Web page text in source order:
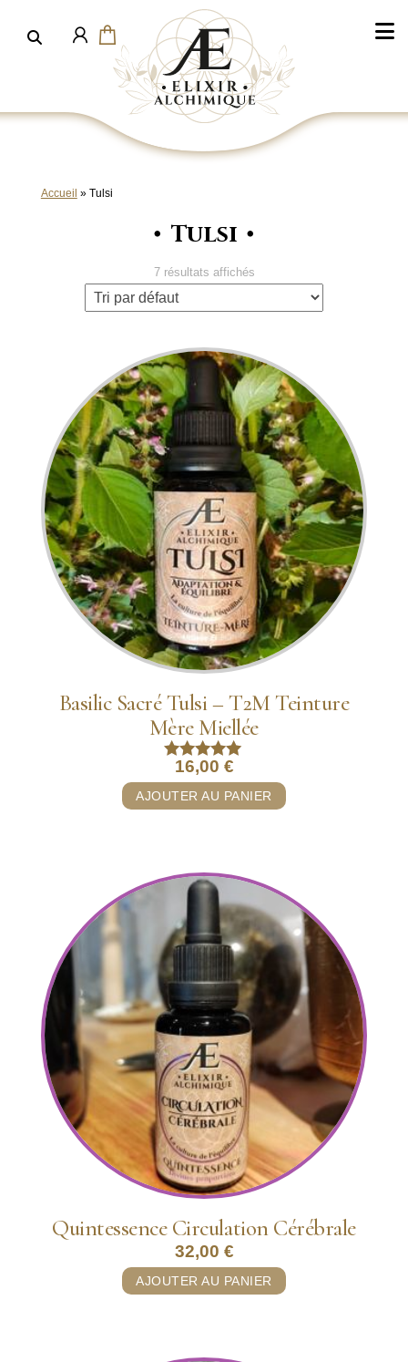
Accueil » Tulsi
Tulsi
7 résultats affichés
Basilic Sacré Tulsi – T2M Teinture
Mère Miellée
Note
5.00
sur 5
16,00 €
AJOUTER AU PANIER
Quintessence Circulation Cérébrale
32,00 €
AJOUTER AU PANIER